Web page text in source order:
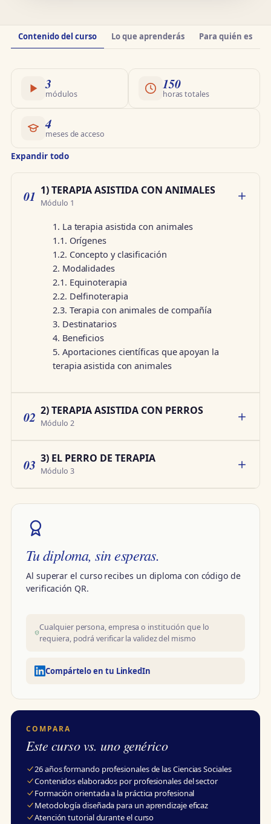
Información
del
Contenido del curso Lo que aprenderás Para quién es
3
módulos
150
horas totales
4
meses de acceso
Expandir todo
01 1) TERAPIA ASISTIDA CON ANIMALES
Módulo 1
1. La terapia asistida con animales
1.1. Orígenes
1.2. Concepto y clasificación
2. Modalidades
2.1. Equinoterapia
2.2. Delfinoterapia
2.3. Terapia con animales de compañía
3. Destinatarios
4. Beneficios
5. Aportaciones científicas que apoyan la
terapia asistida con animales
02 2) TERAPIA ASISTIDA CON PERROS
Módulo 2
03 3) EL PERRO DE TERAPIA
Módulo 3
Tu diploma, sin esperas.
Al superar el curso recibes un diploma con código de
verificación QR.
Cualquier persona, empresa o institución que lo
requiera, podrá verificar la validez del mismo
Compártelo en tu LinkedIn
COMPARA
Este curso vs. uno genérico
26 años formando profesionales de las Ciencias Sociales
Contenidos elaborados por profesionales del sector
Formación orientada a la práctica profesional
Metodología diseñada para un aprendizaje eficaz
Atención tutorial durante el curso